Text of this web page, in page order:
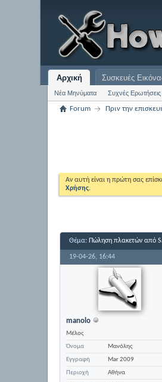
Αρχική
Νέα Μηνύματα Συχνές Ερωτήσεις
Συσκευές
Forum Πριν την
Αν αυτή είναι η πρώτη σας
Χρήσης.
Θέμα: Πώληση πλακετών από
19-04-26, 16:44
manolo
Μέλος
Όνομα
Μανόλης
Εγγραφή
Mar 2009
Περιοχή
Αθήνα